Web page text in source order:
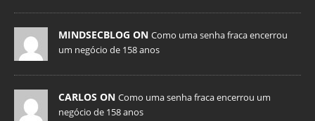
MINDSECBLOG ON Como uma senha fraca encerrou
um negócio de 158 anos
CARLOS ON Como uma senha fraca encerrou um
negócio de 158 anos